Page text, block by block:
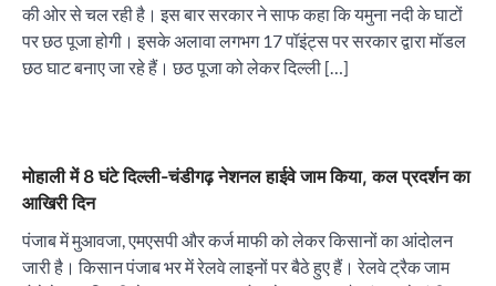
की ओर से चल रही है। इस बार सरकार ने साफ कहा कि यमुना नदी के घाटों
पर छठ पूजा होगी। इसके अलावा लगभग 17 पॉइंट्स पर सरकार द्वारा मॉडल
छठ घाट बनाए जा रहे हैं। छठ पूजा को लेकर दिल्ली […]
मोहाली में 8 घंटे दिल्ली-चंडीगढ़ नेशनल हाईवे जाम किया, कल प्रदर्शन का
आखिरी दिन
पंजाब में मुआवजा, एमएसपी और कर्ज माफी को लेकर किसानों का आंदोलन
जारी है। किसान पंजाब भर में रेलवे लाइनों पर बैठे हुए हैं। रेलवे ट्रैक जाम